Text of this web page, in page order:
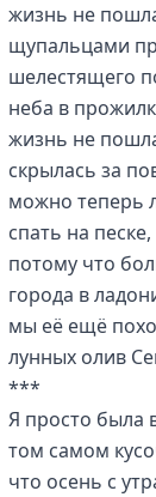
жизнь не
щупальцами
шелестящего
неба в
жизнь не
скрылась за
можно теперь
спать на
потому что
города в
мы её ещё
лунных олив
***
Я просто была
том самом
что осень с